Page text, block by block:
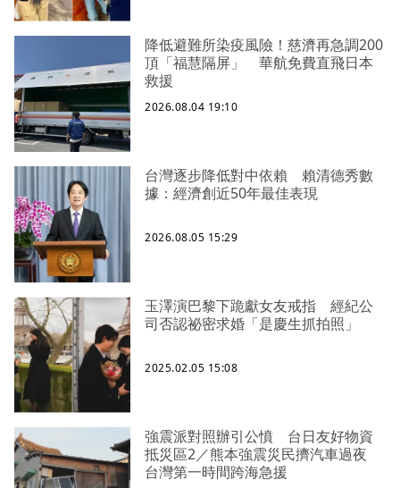
降低避難所染疫風險！慈濟再急調200
頂「福慧隔屏」 華航免費直飛日本
救援
2026.08.04 19:10
台灣逐步降低對中依賴 賴清德秀數
據：經濟創近50年最佳表現
2026.08.05 15:29
玉澤演巴黎下跪獻女友戒指 經紀公
司否認祕密求婚「是慶生抓拍照」
2025.02.05 15:08
強震派對照辦引公憤 台日友好物資
抵災區2／熊本強震災民擠汽車過夜
台灣第一時間跨海急援